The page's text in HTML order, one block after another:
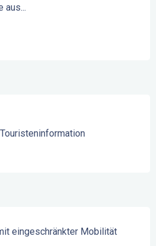
aus...
eingeschränkter Mobilität